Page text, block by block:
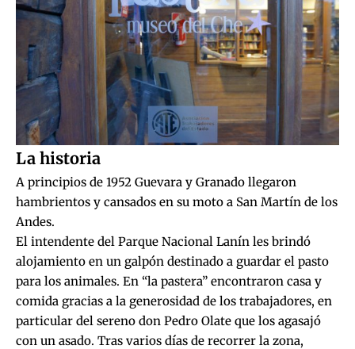
La historia
A principios de 1952 Guevara y Granado llegaron
hambrientos y cansados en su moto a San Martín de los
Andes.
El intendente del Parque Nacional Lanín les brindó
alojamiento en un galpón destinado a guardar el pasto
para los animales. En “la pastera” encontraron casa y
comida gracias a la generosidad de los trabajadores, en
particular del sereno don Pedro Olate que los agasajó
con un asado. Tras varios días de recorrer la zona,